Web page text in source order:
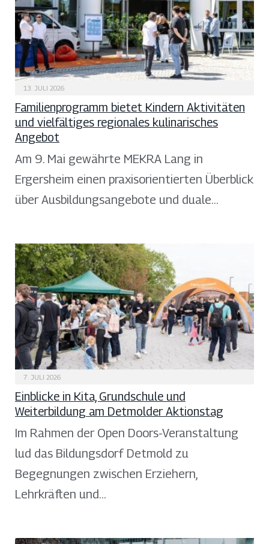
13. JULI 2026
Familienprogramm bietet Kindern Aktivitäten
und vielfältiges regionales kulinarisches
Angebot
Am 9. Mai gewährte MEKRA Lang in
Ergersheim einen praxisorientierten Überblick
über Ausbildungsangebote und duale…
7. JULI 2026
Einblicke in Kita, Grundschule und
Weiterbildung am Detmolder Aktionstag
Im Rahmen der Open Doors-Veranstaltung
lud das Bildungsdorf Detmold zu
Begegnungen zwischen Erziehern,
Lehrkräften und…